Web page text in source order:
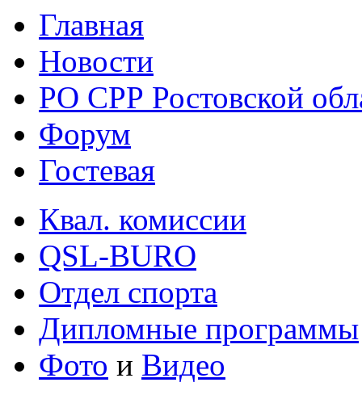
Главная
Новости
РО СРР Ростовской
Форум
Гостевая
Квал. комиссии
QSL-BURO
Отдел спорта
Дипломные программы
Фото и Видео